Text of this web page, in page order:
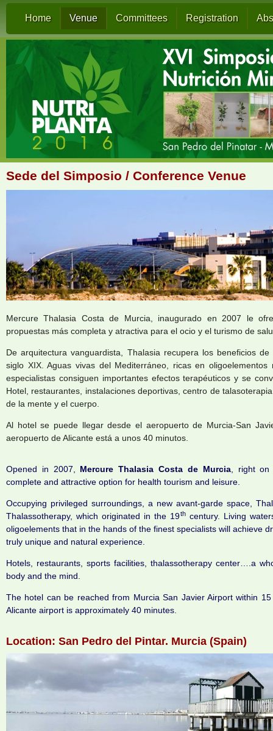
Home Venue Committees Registration
Sede del Simposio / Conference Venue
Mercure Thalasia Costa de Murcia, inaugurado en 2007 le
propuestas más completa y atractiva para el ocio y el turismo de
De arquitectura vanguardista, Thalasia recupera los beneficios
siglo XIX. Aguas vivas del Mediterráneo, ricas en
especialistas consiguen importantes efectos terapéuticos y se
Hotel, restaurantes, instalaciones deportivas, centro de
de la mente y el cuerpo.
Al hotel se puede llegar desde el aeropuerto de Murcia-San
aeropuerto de Alicante está a unos 40 minutos.
Opened in 2007, Mercure Thalasia Costa de Murcia, right on
complete and attractive option for health tourism and leisure.
Occupying privileged surroundings, a new avant-garde space,
Thalassotherapy, which originated in the 19thcentury. Living
oligoelements that in the hands of the finest specialists will achieve
truly unique and natural experience.
Hotels, restaurants, sports facilities, thalassotherapy center….a
body and the mind.
The hotel can be reached from Murcia San Javier Airport within
Alicante airport is approximately 40 minutes.
Location: San Pedro del Pintar. Murcia (Spain)